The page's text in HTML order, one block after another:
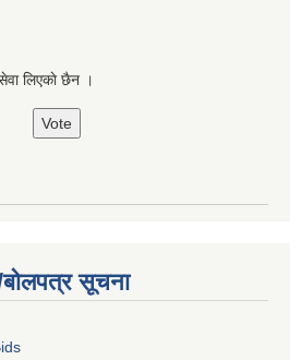
लिएकाे छैन ।
बोलपत्र सूचना